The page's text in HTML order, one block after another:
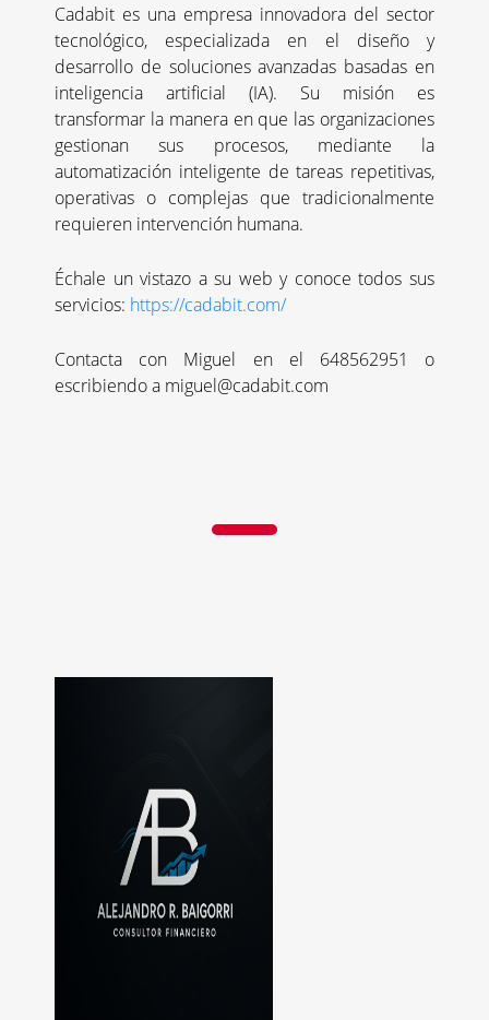
Cadabit es una empresa innovadora del sector
tecnológico, especializada en el diseño y
desarrollo de soluciones avanzadas basadas en
inteligencia artificial (IA). Su misión es
transformar la manera en que las organizaciones
gestionan sus procesos, mediante la
automatización inteligente de tareas repetitivas,
operativas o complejas que tradicionalmente
requieren intervención humana.
Échale un vistazo a su web y conoce todos sus
servicios: https://cadabit.com/
Contacta con Miguel en el 648562951 o
escribiendo a miguel@cadabit.com